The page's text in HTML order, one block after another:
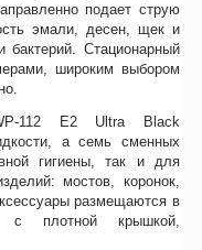
подает струю
эмали, десен, щек и
бактерий. Стационарный
широким выбором
112 E2 Ultra Black
а семь сменных
гигиены, так и для
мостов, коронок,
размещаются в
с плотной крышкой,